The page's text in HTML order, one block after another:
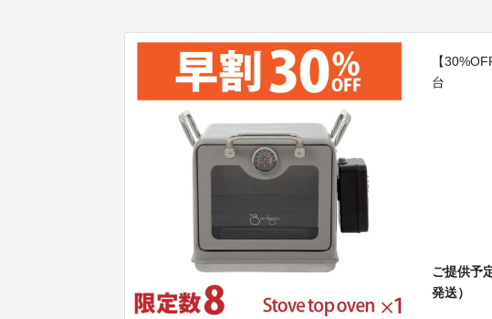
【
台
ご提供予
発送）